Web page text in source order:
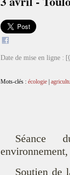
Date de mise en ligne :
Mots-clés : écologie|
Séance
Soutien de